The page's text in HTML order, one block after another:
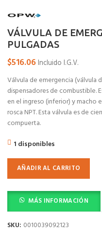
VÁLVULA DE
PULGADAS
$516.06Incluido I.G.V.
Válvula de emergencia (válvula
dispensadores de combustible.
en el ingreso (inferior) y macho
rosca NPT. Esta válvula es de
compuerta.
1 disponibles
AÑADIR AL CARRITO
MÁS INFORMACIÓN
SKU: 0010039092123